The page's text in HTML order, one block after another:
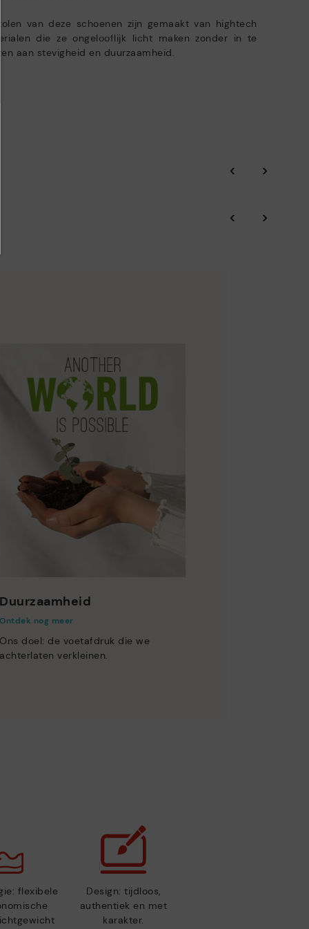
zolen van deze schoenen zijn gemaakt van hightech
die ze ongelooflijk licht maken zonder in te
aan stevigheid en duurzaamheid.
‹ ›
‹ ›
Duurzaamheid
Ontdek nog meer
Ons doel: de voetafdruk die we
achterlaten verkleinen.
flexibele
Design: tijdloos,
authentiek en met
karakter.